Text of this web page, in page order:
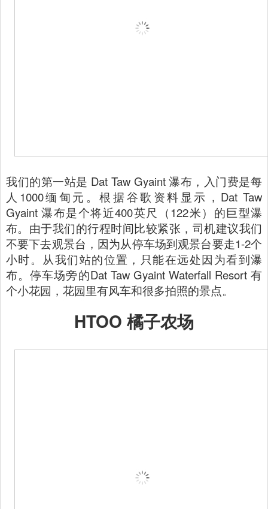
我们的第一站是 Dat Taw Gyaint 瀑布，入门费是每
人1000缅甸元。根据谷歌资料显示，Dat Taw
Gyaint 瀑布是个将近400英尺（122米）的巨型瀑
布。由于我们的行程时间比较紧张，司机建议我们
不要下去观景台，因为从停车场到观景台要走1-2个
小时。从我们站的位置，只能在远处因为看到瀑
布。停车场旁的Dat Taw Gyaint Waterfall Resort 有
个小花园，花园里有风车和很多拍照的景点。
HTOO 橘子农场